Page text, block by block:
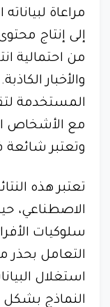
مراعاة
إلى إنتاج
من احتمالية
والأخبار
المستخدمة
مع الأشخاص
وتعتبر شائعة
تعتبر هذه
الاصطناعي،
سلوكيات
التعامل
استغلال
النماذج بشكل